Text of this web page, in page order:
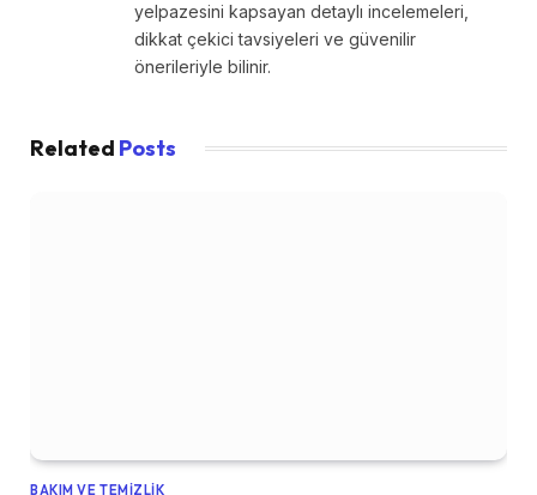
yelpazesini kapsayan detaylı incelemeleri,
dikkat çekici tavsiyeleri ve güvenilir
önerileriyle bilinir.
Related Posts
BAKIM VE TEMIZLIK